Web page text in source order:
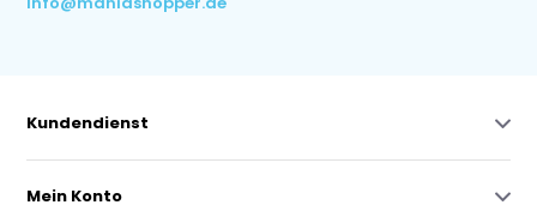
Kundendienst
Mein Konto